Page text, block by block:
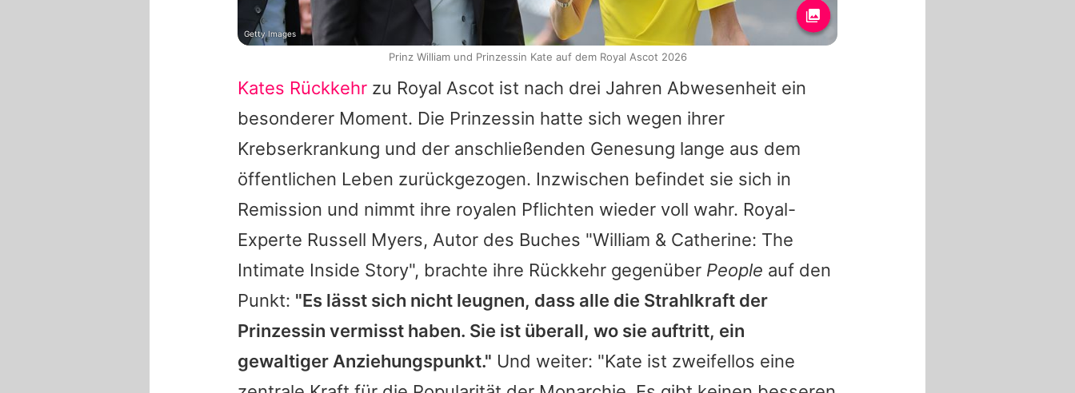
Kates Rückkehr zu Royal Ascot ist nach drei Jahren Abwesenheit ein
besonderer Moment. Die Prinzessin hatte sich wegen ihrer
Krebserkrankung und der anschließenden Genesung lange aus dem
öffentlichen Leben zurückgezogen. Inzwischen befindet sie sich in
Remission und nimmt ihre royalen Pflichten wieder voll wahr. Royal-
Experte Russell Myers, Autor des Buches "William & Catherine: The
Intimate Inside Story", brachte ihre Rückkehr gegenüber People auf den
Punkt: "Es lässt sich nicht leugnen, dass alle die Strahlkraft der
Prinzessin vermisst haben. Sie ist überall, wo sie auftritt, ein
gewaltiger Anziehungspunkt." Und weiter: "Kate ist zweifellos eine
Getty Images
Prinz William und Prinzessin Kate auf dem Royal Ascot 2026